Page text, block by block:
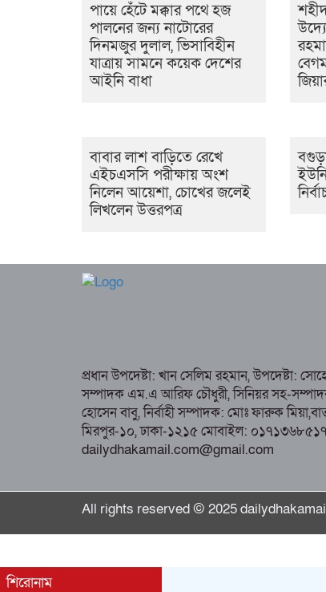
পায়ে হেঁটে মক্কার পথে হজ
পালনের জন্য নাটোরের
দিনমজুর দুলাল, ভিসাবিহীন
যাত্রায় সামনে কয়েক দেশের
আইনি বাধা
বাবার লাশ বাড়িতে রেখে
এইচএসসি পরীক্ষায় অংশ
নিলেন আয়েশা, চোখের জলেই
লিখলেন উত্তরপত্র
প্রধান উপদেষ্টা: খান সেলিম রহমান, উপদেষ্টা:
সম্পাদক এম.এ আরিফ চৌধুরী, সিনিয়র সহ-
হোসেন বাবু, নির্বাহী সম্পাদক: মোঃ ফারুক
মিরপুর-১০, ঢাকা-১২১৫ মোবাইল:
dailydhakamail.com@gmail.com
শিরোনাম
All rights reserved © 2025